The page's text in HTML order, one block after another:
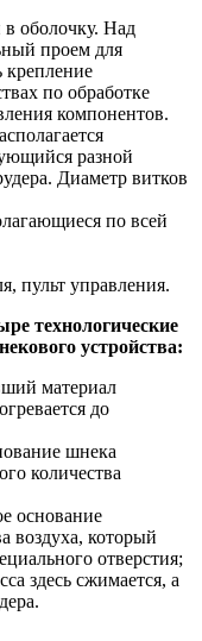
оболочку. Над
проем для
крепление
по обработке
компонентов.
разной
Диаметр витков
по всей
пульт управления.
технологические
устройства:
материал
до
шнека
количества
основание
воздуха, который
отверстия;
здесь сжимается, а